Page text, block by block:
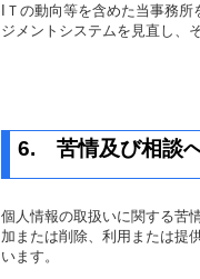
Ｔの動向等を含めた当事務
ジメントシステムを見直し、
6. 苦情及び相談
個人情報の取扱いに関する苦
加または削除、利用または提
います。